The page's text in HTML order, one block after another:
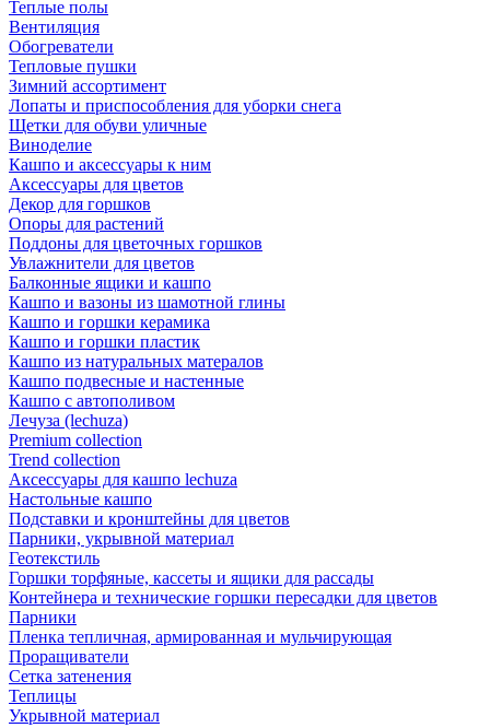
Теплые полы
Вентиляция
Обогреватели
Тепловые пушки
Зимний ассортимент
Лопаты и приспособления для уборки снега
Щетки для обуви уличные
Виноделие
Кашпо и аксессуары к ним
Аксессуары для цветов
Декор для горшков
Опоры для растений
Поддоны для цветочных горшков
Увлажнители для цветов
Балконные ящики и кашпо
Кашпо и вазоны из шамотной глины
Кашпо и горшки керамика
Кашпо и горшки пластик
Кашпо из натуральных матералов
Кашпо подвесные и настенные
Кашпо с автополивом
Лечуза (lechuza)
Premium collection
Trend collection
Аксессуары для кашпо lechuza
Настольные кашпо
Подставки и кронштейны для цветов
Парники, укрывной материал
Геотекстиль
Горшки торфяные, кассеты и ящики для рассады
Контейнера и технические горшки пересадки для цветов
Парники
Пленка тепличная, армированная и мульчирующая
Проращиватели
Сетка затенения
Теплицы
Укрывной материал